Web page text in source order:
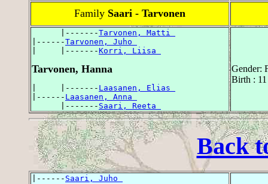
Family Saari - Tarvonen
      |-------
Tarvonen, Matti
|------Tarvonen, Juho
|     |-------Korri, Liisa
Tarvonen, Hanna
|     |------- Laasanen, Elias
|------ Laasanen, Anna
      |-------
Saari, Reeta
Gender:
Birth :
Back
|------ Saari, Juho